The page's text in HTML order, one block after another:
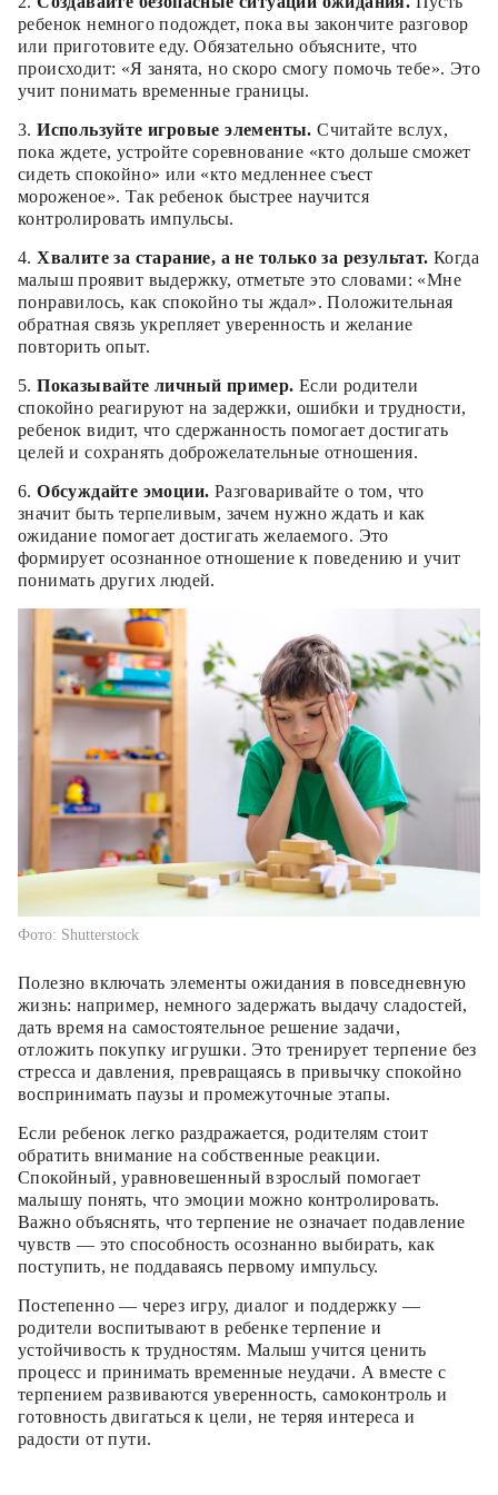
ребенок немного подождет, пока вы закончите разговор
или приготовите еду. Обязательно объясните, что
происходит: «Я занята, но скоро смогу помочь тебе». Это
учит понимать временные границы.
3.Используйте игровые элементы. Считайте вслух,
пока ждете, устройте соревнование «кто дольше сможет
сидеть спокойно» или «кто медленнее съест
мороженое». Так ребенок быстрее научится
контролировать импульсы.
4.Хвалите за старание, а не только за результат. Когда
малыш проявит выдержку, отметьте это словами: «Мне
понравилось, как спокойно ты ждал». Положительная
обратная связь укрепляет уверенность и желание
повторить опыт.
5.Показывайте личный пример. Если родители
спокойно реагируют на задержки, ошибки и трудности,
ребенок видит, что сдержанность помогает достигать
целей и сохранять доброжелательные отношения.
6.Обсуждайте эмоции. Разговаривайте о том, что
значит быть терпеливым, зачем нужно ждать и как
ожидание помогает достигать желаемого. Это
формирует осознанное отношение к поведению и учит
понимать других людей.
Фото: Shutterstock
Полезно включать элементы ожидания в повседневную
жизнь: например, немного задержать выдачу сладостей,
дать время на самостоятельное решение задачи,
отложить покупку игрушки. Это тренирует терпение без
стресса и давления, превращаясь в привычку спокойно
воспринимать паузы и промежуточные этапы.
Если ребенок легко раздражается, родителям стоит
обратить внимание на собственные реакции.
Спокойный, уравновешенный взрослый помогает
малышу понять, что эмоции можно контролировать.
Важно объяснять, что терпение не означает подавление
чувств — это способность осознанно выбирать, как
поступить, не поддаваясь первому импульсу.
Постепенно — через игру, диалог и поддержку —
родители воспитывают в ребенке терпение и
устойчивость к трудностям. Малыш учится ценить
процесс и принимать временные неудачи. А вместе с
терпением развиваются уверенность, самоконтроль и
готовность двигаться к цели, не теряя интереса и
радости от пути.